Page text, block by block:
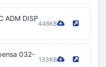
ADM DISP
446KB
032-
133KB